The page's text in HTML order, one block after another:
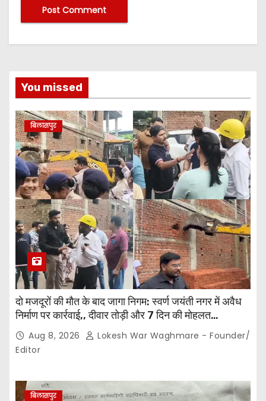
You missed
बिलासपुर
दो मजदूरों की मौत के बाद जागा निगम: स्वर्ण जयंती नगर में अवैध
निर्माण पर कार्रवाई,, दीवार तोड़ी और 7 दिन की मोहलत…
Aug 8, 2026
Lokesh War Waghmare - Founder/
Editor
बिलासपुर